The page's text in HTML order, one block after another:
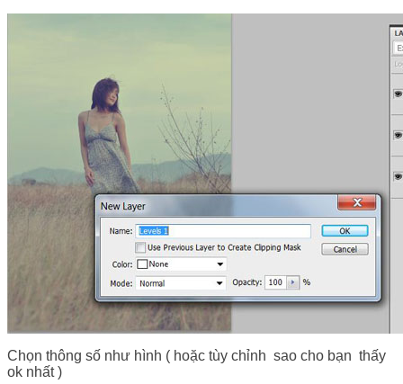
Chọn thông số như hình ( hoặc tùy chỉnh sao cho bạn thấy
ok nhất )